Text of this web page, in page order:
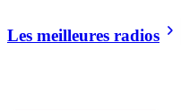
Les meilleures radios